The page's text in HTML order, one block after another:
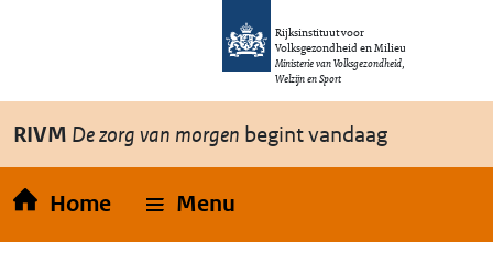
Overslaan en naar de inhoud gaan
Rijksinstituut voor
Volksgezondheid en Milieu
Ministerie van Volksgezondheid,
Welzijn en Sport
RIVM De zorg van morgen begint vandaag
Home Menu